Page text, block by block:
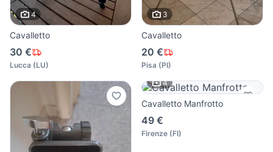
4
Cavalletto
30 €
Lucca (LU)
3
Cavalletto
20 €
Pisa (PI)
4
Cavalletto Manfrotto
49 €
Firenze (FI)